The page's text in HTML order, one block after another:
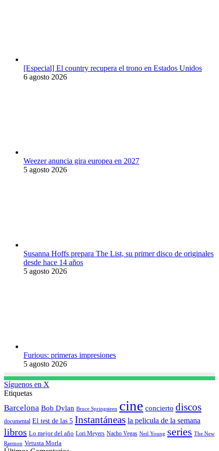
[Especial] El country recupera el trono en Estados Unidos
6 agosto 2026
Weezer anuncia gira europea en 2027
5 agosto 2026
Susanna Hoffs prepara The List, su primer disco de originales
desde hace 14 años
5 agosto 2026
Furious: primeras impresiones
5 agosto 2026
Síguenos en X
Etiquetas
Barcelona Bob Dylan Bruce Springsteen cine concierto discos
documental El test de las 5 Instantáneas la pelicula de la semana
libros Lo mejor del año Lori Meyers Nacho Vegas Neil Young series The New
Raemon Vetusta Morla